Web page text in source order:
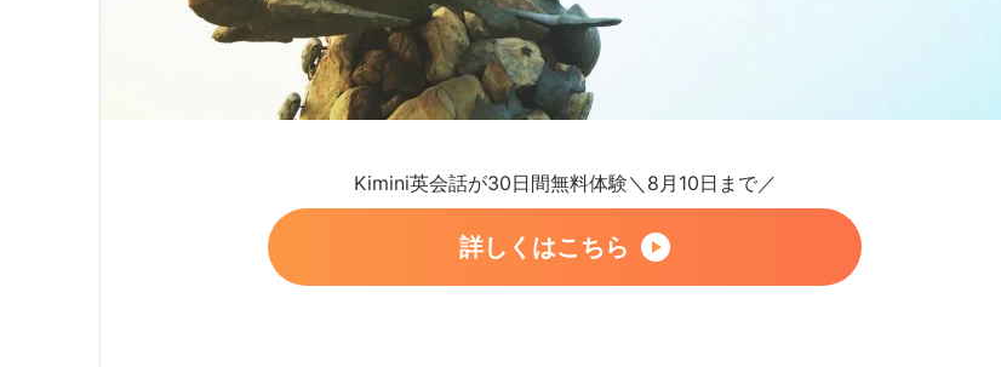
Kimini英会話が30日間無料体験＼8月10日まで／
詳しくはこちら